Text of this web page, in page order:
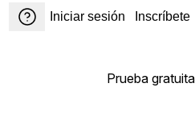
Iniciar sesión Inscríbete
Prueba gratuita